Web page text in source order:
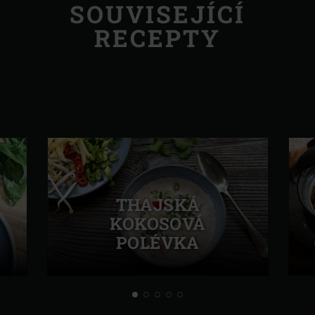
SOUVISEJÍCÍ
RECEPTY
THAJSKÁ
KOKOSOVÁ
POLÉVKA